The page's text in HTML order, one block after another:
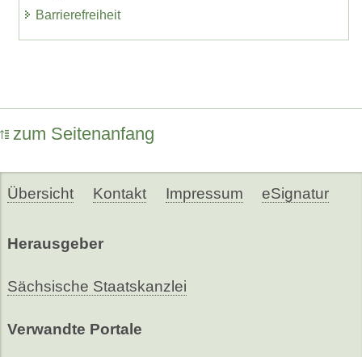
Barrierefreiheit
zum Seitenanfang
Übersicht Kontakt Impressum eSignatur
Herausgeber
Sächsische Staatskanzlei
Verwandte Portale